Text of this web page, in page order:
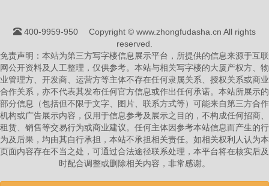
400-9959-950
Copyright © www.zhongfudasha.cn All rights
reserved.
免责声明：本站为第三方写字楼信息展示平台，所提供的信息来源于互联
网公开资料及人工整理，仅供参考。本站与相关写字楼的大厦产权方、物
业管理方、开发商、运营方等主体不存在任何隶属关系、授权关系或商业
合作关系，亦不代表其发布任何官方信息或作出任何承诺。本站所展示的
部分信息（包括但不限于文字、图片、联系方式等）可能来自第三方合作
机构或广告展示内容，仅用于信息参考及展示之目的，不构成任何招商、
租赁、销售等交易行为或商业建议。任何主体因参考本站信息而产生的行
为及后果，均由其自行承担，本站不承担相关责任。如相关权利人认为本
页面内容存在不当之处，可通过合法途径联系处理，本平台将在核实后及
时配合调整或删除相关内容，非常感谢。